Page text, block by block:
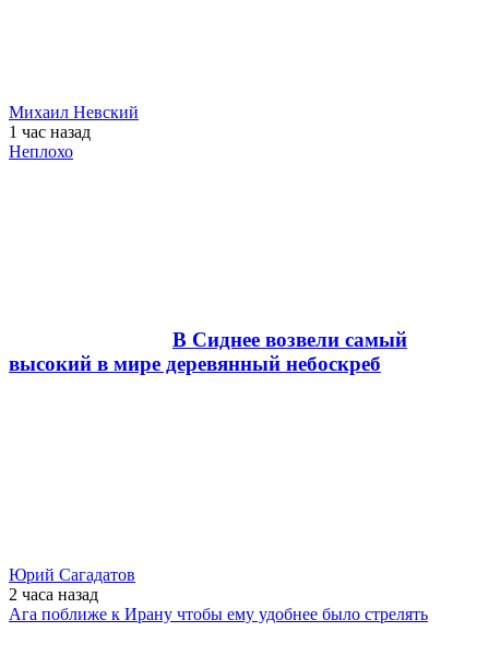
Михаил Невский
1 час назад
Неплохо
В Сиднее возвели самый
высокий в мире деревянный небоскреб
Юрий Сагадатов
2 часа назад
Ага поближе к Ирану чтобы ему удобнее было стрелять